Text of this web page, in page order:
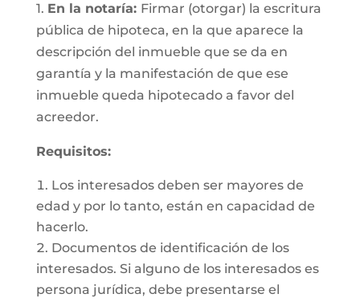
1. En la notaría: Firmar (otorgar) la escritura
pública de hipoteca, en la que aparece la
descripción del inmueble que se da en
garantía y la manifestación de que ese
inmueble queda hipotecado a favor del
acreedor.
Requisitos:
Los interesados deben ser mayores de
edad y por lo tanto, están en capacidad de
hacerlo.
Documentos de identificación de los
interesados. Si alguno de los interesados es
persona jurídica, debe presentarse el